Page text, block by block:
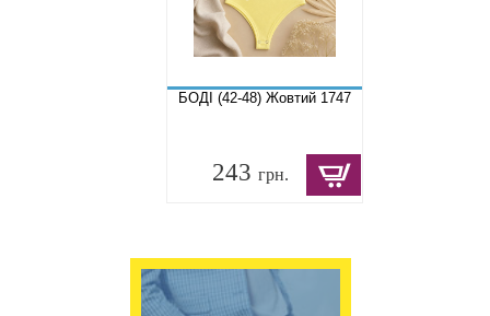
БОДІ (42-48) Жовтий 1747
243 грн.